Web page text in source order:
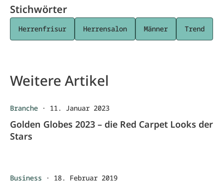
Stichwörter
Herrenfrisur Herrensalon Männer Trend
Weitere Artikel
Branche · 11. Januar 2023
Golden Globes 2023 – die Red Carpet Looks der
Stars
Business · 18. Februar 2019